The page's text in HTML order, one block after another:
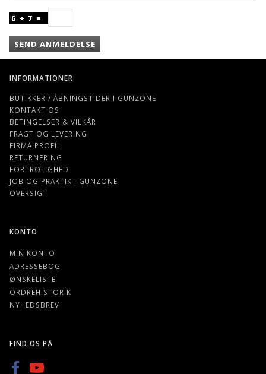
SEND ANMELDELSE
INFORMATIONER
BUTIKKER / ÅBNINGSTIDER I GUNZONE
KONTAKT OS
BETINGELSER & VILKÅR
FRAGT OG LEVERING
FIRMA PROFIL
RETURNERING
FORTROLIGHED
JOB OG PRAKTIK I GUNZONE
OVERSIGT
KONTO
MIN KONTO
ADRESSEBOG
ØNSKELISTE
ORDREHISTORIK
NYHEDSBREV
FIND OS PÅ